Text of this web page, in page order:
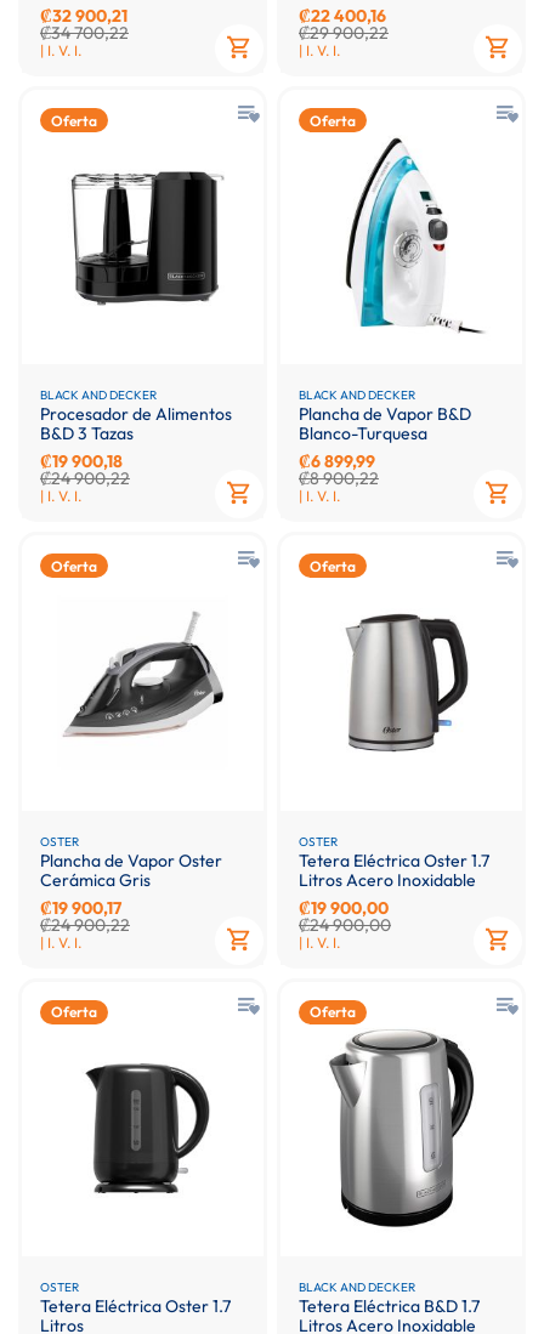
₡32 900,21
₡34 700,22
| I. V. I.
₡22 400,16
₡29 900,22
| I. V. I.
Oferta
BLACK AND DECKER
Procesador de Alimentos
B&D 3 Tazas
₡19 900,18
₡24 900,22
| I. V. I.
Oferta
BLACK AND DECKER
Plancha de Vapor B&D
Blanco-Turquesa
₡6 899,99
₡8 900,22
| I. V. I.
Oferta
OSTER
Plancha de Vapor Oster
Cerámica Gris
₡19 900,17
₡24 900,22
| I. V. I.
Oferta
OSTER
Tetera Eléctrica Oster 1.7
Litros Acero Inoxidable
₡19 900,00
₡24 900,00
| I. V. I.
Oferta
OSTER
Tetera Eléctrica Oster 1.7
Litros
Oferta
BLACK AND DECKER
Tetera Eléctrica B&D 1.7
Litros Acero Inoxidable